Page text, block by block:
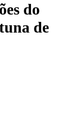
do
de